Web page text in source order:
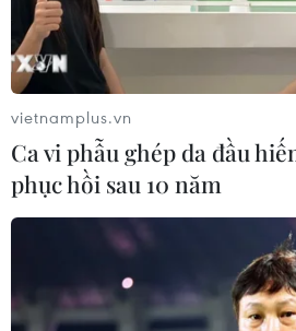
06/08/2026 07:25
Chủ tịch Liên đoàn Bóng đá thế
chịu sức ép chưa từng có
06/08/2026 04:12
Futsal Việt Nam bất bại sau trận
khó tin trước chủ nhà Thái Lan
06/08/2026 02:38
vietnamplus.vn
Ca vi phẫu ghép da đầu
phục hồi sau 10 năm